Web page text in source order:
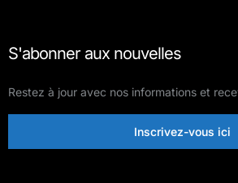
S'abonner aux nouvelles
Restez à jour avec nos informations et
Inscrivez-vous ici